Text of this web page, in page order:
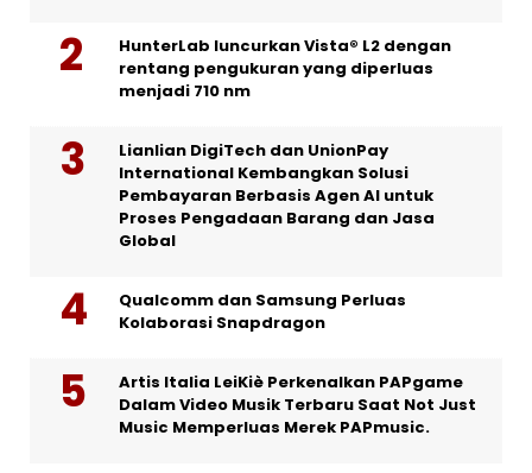
HunterLab luncurkan Vista® L2 dengan
rentang pengukuran yang diperluas
menjadi 710 nm
Lianlian DigiTech dan UnionPay
International Kembangkan Solusi
Pembayaran Berbasis Agen AI untuk
Proses Pengadaan Barang dan Jasa
Global
Qualcomm dan Samsung Perluas
Kolaborasi Snapdragon
Artis Italia LeiKiè Perkenalkan PAPgame
Dalam Video Musik Terbaru Saat Not Just
Music Memperluas Merek PAPmusic.